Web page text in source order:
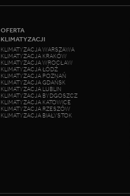
OFERTA
KLIMATYZACJI
KLIMATYZACJA WARSZAWA
KLIMATYZACJA KRAKÓW
KLIMATYZACJA WROCŁAW
KLIMATYZACJA ŁÓDŹ
KLIMATYZACJA POZNAŃ
KLIMATYZACJA GDAŃSK
KLIMATYZACJA LUBLIN
KLIMATYZACJA BYDGOSZCZ
KLIMATYZACJA KATOWICE
KLIMATYZACJA RZESZÓW
KLIMATYZACJA BIAŁYSTOK